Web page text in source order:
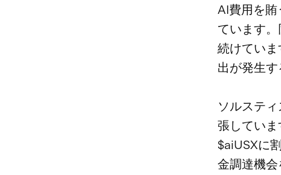
AI費用を
ています
続けてい
出が発生す
ソルステ
張してい
$aiUSXに
金調達機